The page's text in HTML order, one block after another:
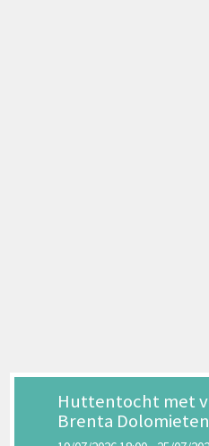
Huttentocht met
Brenta